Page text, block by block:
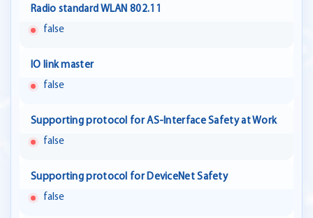
Radio standard WLAN 802.11
false
IO link master
false
Supporting protocol for AS-Interface Safety at Work
false
Supporting protocol for DeviceNet Safety
false